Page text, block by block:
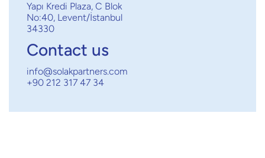
Yapı Kredi Plaza, C Blok
No:40, Levent/İstanbul
34330
Contact us
info@solakpartners.com
+90 212 317 47 34